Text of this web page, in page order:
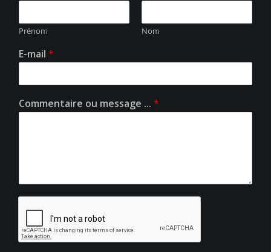
Prénom Nom
E-mail *
Commentaire ou message ... *